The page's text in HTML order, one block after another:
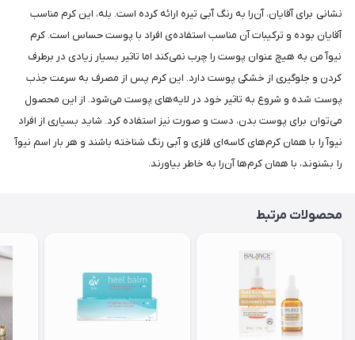
نشانی برای آقایان، آن‌را به رنگ آبی تیره ارائه کرده است. بله، این کرم مناسب
آقایان بوده و ترکیبات آن‌ مناسب استفاده‌ی افراد با پوست حساس است. کرم
نیوآ من به هیچ عنوان پوست را چرب نمی‌کند اما تاثیر بسیار زیادی در برطرف
کردن و جلوگیری از خشکی پوست دارد. این کرم پس از مصرف به سرعت جذب
پوست شده و شروع به تاثیر خود در لایه‌های پوست می‌شود. از این محصول
می‌توان برای پوست بدن، دست و صورت نیز استفاده کرد. شاید بسیاری از افراد
نیوآ را با همان کرم‌های کاسه‌ای فلزی و آبی رنگ شناخته باشند و هر بار اسم نیوآ
را بشنوند، با همان کرم‌ها آن‌را به خاطر بیاورند.
محصولات مرتبط